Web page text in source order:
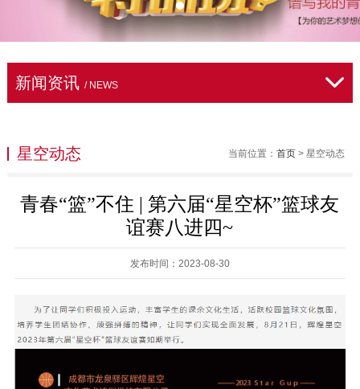
新闻资讯 / NEWS
星空动态 当前位置：首页 > 星空动态
青春“篮”不住 | 第六届“星空杯”篮球友
谊赛八进四~
发布时间：2023-08-30